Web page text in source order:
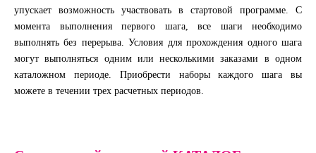
упускает возможность участвовать в стартовой программе. С
момента выполнения первого шага, все шаги необходимо
выполнять без перерыва. Условия для прохождения одного шага
могут выполняться одним или несколькими заказами в одном
каталожном периоде. Приобрести наборы каждого шага вы
можете в течении трех расчетных периодов.